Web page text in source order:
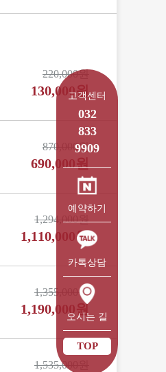
고객센터
032
833
9909
예약하기
카톡상담
오시는 길
TOP
130,000원
220,000원
690,000원
870,000원
1,110,000원
1,294,000원
1,190,000원
1,355,000원
1,535,000원